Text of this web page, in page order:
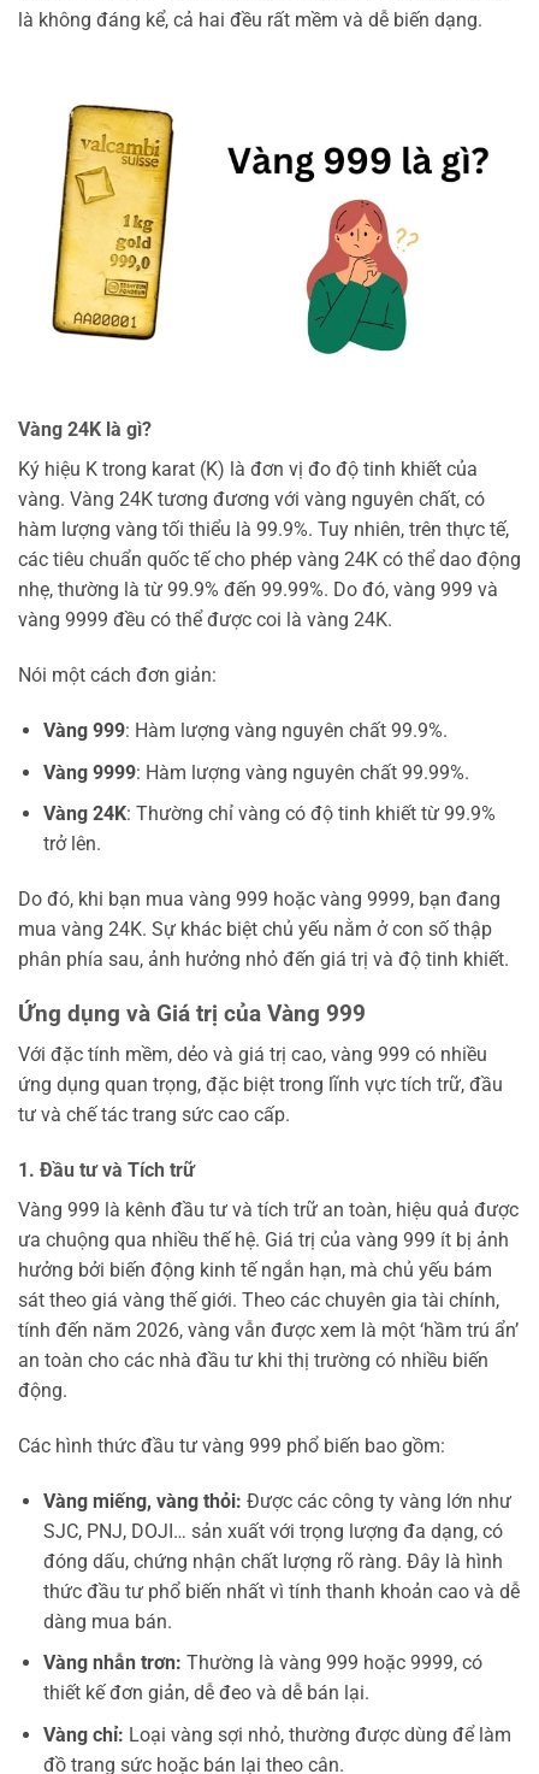
là không đáng kể, cả hai đều rất mềm và dễ biến dạng.
Vàng 24K là gì?
Ký hiệu K trong karat (K) là đơn vị đo độ tinh khiết của
vàng. Vàng 24K tương đương với vàng nguyên chất, có
hàm lượng vàng tối thiểu là 99.9%. Tuy nhiên, trên thực tế,
các tiêu chuẩn quốc tế cho phép vàng 24K có thể dao động
nhẹ, thường là từ 99.9% đến 99.99%. Do đó, vàng 999 và
vàng 9999 đều có thể được coi là vàng 24K.
Nói một cách đơn giản:
Vàng 999: Hàm lượng vàng nguyên chất 99.9%.
Vàng 9999: Hàm lượng vàng nguyên chất 99.99%.
Vàng 24K: Thường chỉ vàng có độ tinh khiết từ 99.9%
trở lên.
Do đó, khi bạn mua vàng 999 hoặc vàng 9999, bạn đang
mua vàng 24K. Sự khác biệt chủ yếu nằm ở con số thập
phân phía sau, ảnh hưởng nhỏ đến giá trị và độ tinh khiết.
Ứng dụng và Giá trị của Vàng 999
Với đặc tính mềm, dẻo và giá trị cao, vàng 999 có nhiều
ứng dụng quan trọng, đặc biệt trong lĩnh vực tích trữ, đầu
tư và chế tác trang sức cao cấp.
1. Đầu tư và Tích trữ
Vàng 999 là kênh đầu tư và tích trữ an toàn, hiệu quả được
ưa chuộng qua nhiều thế hệ. Giá trị của vàng 999 ít bị ảnh
hưởng bởi biến động kinh tế ngắn hạn, mà chủ yếu bám
sát theo giá vàng thế giới. Theo các chuyên gia tài chính,
tính đến năm 2026, vàng vẫn được xem là một ‘hầm trú ẩn’
an toàn cho các nhà đầu tư khi thị trường có nhiều biến
động.
Các hình thức đầu tư vàng 999 phổ biến bao gồm:
Vàng miếng, vàng thỏi: Được các công ty vàng lớn như
SJC, PNJ, DOJI… sản xuất với trọng lượng đa dạng, có
đóng dấu, chứng nhận chất lượng rõ ràng. Đây là hình
thức đầu tư phổ biến nhất vì tính thanh khoản cao và dễ
dàng mua bán.
Vàng nhẫn trơn: Thường là vàng 999 hoặc 9999, có
thiết kế đơn giản, dễ đeo và dễ bán lại.
Vàng chỉ: Loại vàng sợi nhỏ, thường được dùng để làm
đồ trang sức hoặc bán lại theo cân.